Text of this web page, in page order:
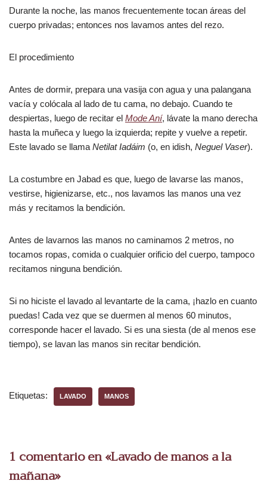
Durante la noche, las manos frecuentemente tocan áreas del
cuerpo privadas; entonces nos lavamos antes del rezo.
El procedimiento
Antes de dormir, prepara una vasija con agua y una palangana
vacía y colócala al lado de tu cama, no debajo. Cuando te
despiertas, luego de recitar el Mode Aní, lávate la mano derecha
hasta la muñeca y luego la izquierda; repite y vuelve a repetir.
Este lavado se llama Netilat Iadáim (o, en idish, Neguel Vaser).
La costumbre en Jabad es que, luego de lavarse las manos,
vestirse, higienizarse, etc., nos lavamos las manos una vez
más y recitamos la bendición.
Antes de lavarnos las manos no caminamos 2 metros, no
tocamos ropas, comida o cualquier orificio del cuerpo, tampoco
recitamos ninguna bendición.
Si no hiciste el lavado al levantarte de la cama, ¡hazlo en cuanto
puedas! Cada vez que se duermen al menos 60 minutos,
corresponde hacer el lavado. Si es una siesta (de al menos ese
tiempo), se lavan las manos sin recitar bendición.
Etiquetas: LAVADO MANOS
1 comentario en «Lavado de manos a la
mañana»